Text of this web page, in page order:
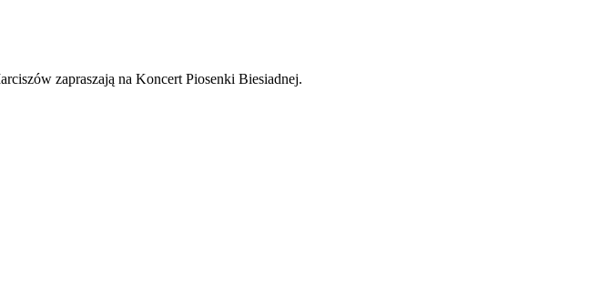
zapraszają na Koncert Piosenki Biesiadnej.